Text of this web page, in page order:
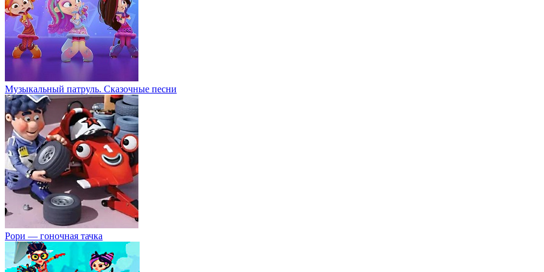
Музыкальный патруль. Сказочные песни
Рори — гоночная тачка